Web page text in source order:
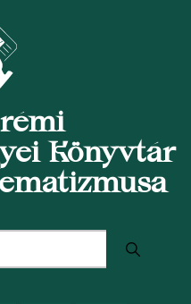
Könyvtár